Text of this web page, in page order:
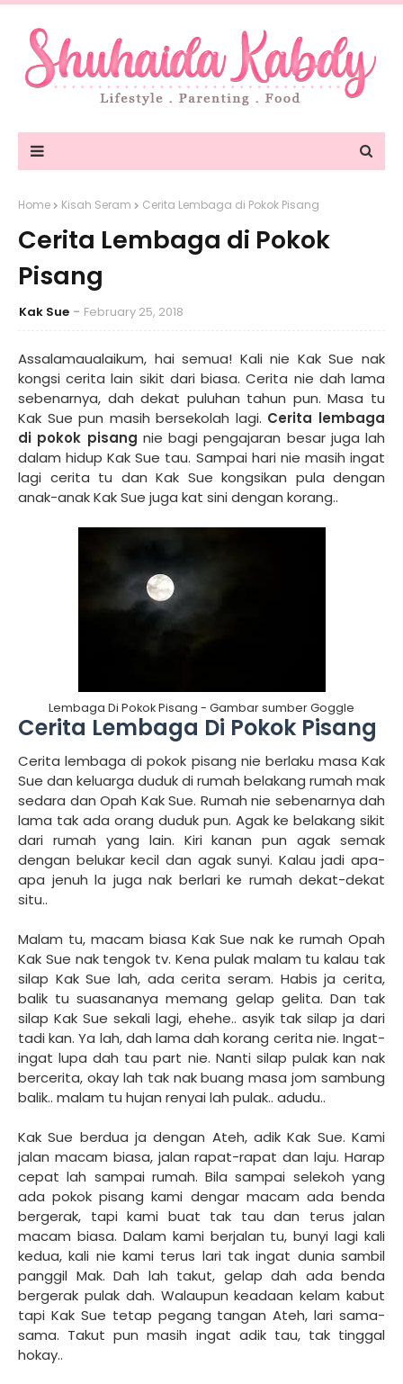
Home Kisah Seram Cerita Lembaga di Pokok Pisang
Cerita Lembaga di Pokok
Pisang
Kak Sue February 25, 2018
Assalamaualaikum, hai semua! Kali nie Kak Sue nak
kongsi cerita lain sikit dari biasa. Cerita nie dah lama
sebenarnya, dah dekat puluhan tahun pun. Masa tu
Kak Sue pun masih bersekolah lagi. Cerita lembaga
di pokok pisang nie bagi pengajaran besar juga lah
dalam hidup Kak Sue tau. Sampai hari nie masih ingat
lagi cerita tu dan Kak Sue kongsikan pula dengan
anak-anak Kak Sue juga kat sini dengan korang..
Lembaga Di Pokok Pisang - Gambar sumber Goggle
Cerita Lembaga Di Pokok Pisang
Cerita lembaga di pokok pisang nie berlaku masa Kak
Sue dan keluarga duduk di rumah belakang rumah mak
sedara dan Opah Kak Sue. Rumah nie sebenarnya dah
lama tak ada orang duduk pun. Agak ke belakang sikit
dari rumah yang lain. Kiri kanan pun agak semak
dengan belukar kecil dan agak sunyi. Kalau jadi apa-
apa jenuh la juga nak berlari ke rumah dekat-dekat
situ..
Malam tu, macam biasa Kak Sue nak ke rumah Opah
Kak Sue nak tengok tv. Kena pulak malam tu kalau tak
silap Kak Sue lah, ada cerita seram. Habis ja cerita,
balik tu suasananya memang gelap gelita. Dan tak
silap Kak Sue sekali lagi, ehehe.. asyik tak silap ja dari
tadi kan. Ya lah, dah lama dah korang cerita nie. Ingat-
ingat lupa dah tau part nie. Nanti silap pulak kan nak
bercerita, okay lah tak nak buang masa jom sambung
balik.. malam tu hujan renyai lah pulak.. adudu..
Kak Sue berdua ja dengan Ateh, adik Kak Sue. Kami
jalan macam biasa, jalan rapat-rapat dan laju. Harap
cepat lah sampai rumah. Bila sampai selekoh yang
ada pokok pisang kami dengar macam ada benda
bergerak, tapi kami buat tak tau dan terus jalan
macam biasa. Dalam kami berjalan tu, bunyi lagi kali
kedua, kali nie kami terus lari tak ingat dunia sambil
panggil Mak. Dah lah takut, gelap dah ada benda
bergerak pulak dah. Walaupun keadaan kelam kabut
tapi Kak Sue tetap pegang tangan Ateh, lari sama-
sama. Takut pun masih ingat adik tau, tak tinggal
hokay..